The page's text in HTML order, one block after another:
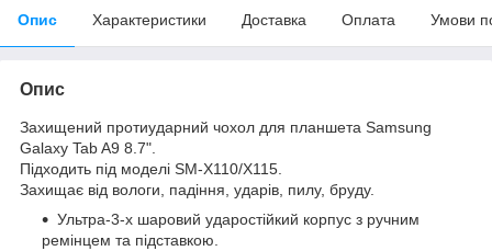
Опис Характеристики Доставка Оплата Умови
Опис
Захищений протиударний чохол для планшета Samsung
Galaxy Tab A9 8.7".
Підходить під моделі SM-Х110/Х115.
Захищає від вологи, падіння, ударів, пилу, бруду.
Ультра-3-х шаровий ударостійкий корпус з ручним
ремінцем та підставкою.